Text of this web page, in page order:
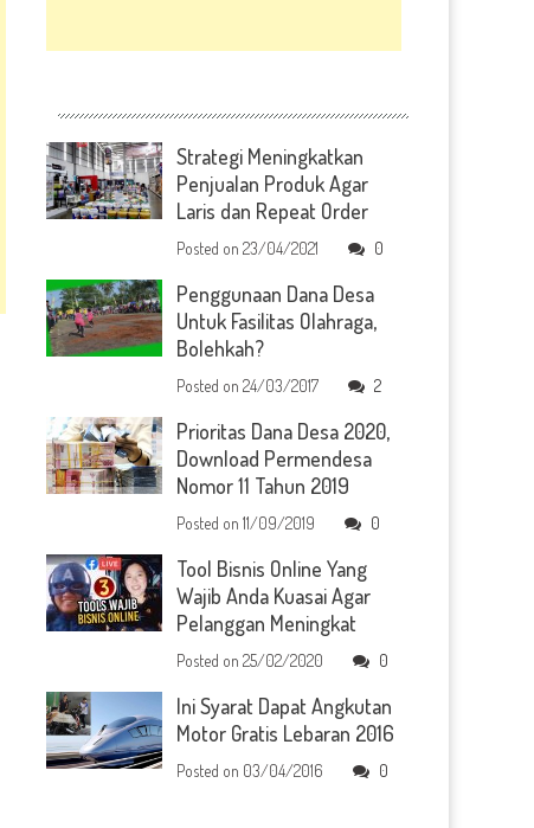
Strategi Meningkatkan
Penjualan Produk Agar
Laris dan Repeat Order
Posted on23/04/2021 0
Penggunaan Dana Desa
Untuk Fasilitas Olahraga,
Bolehkah?
Posted on24/03/2017 2
Prioritas Dana Desa 2020,
Download Permendesa
Nomor 11 Tahun 2019
Posted on11/09/2019 0
Tool Bisnis Online Yang
Wajib Anda Kuasai Agar
Pelanggan Meningkat
Posted on25/02/2020 0
Ini Syarat Dapat Angkutan
Motor Gratis Lebaran 2016
Posted on 03/04/2016 0